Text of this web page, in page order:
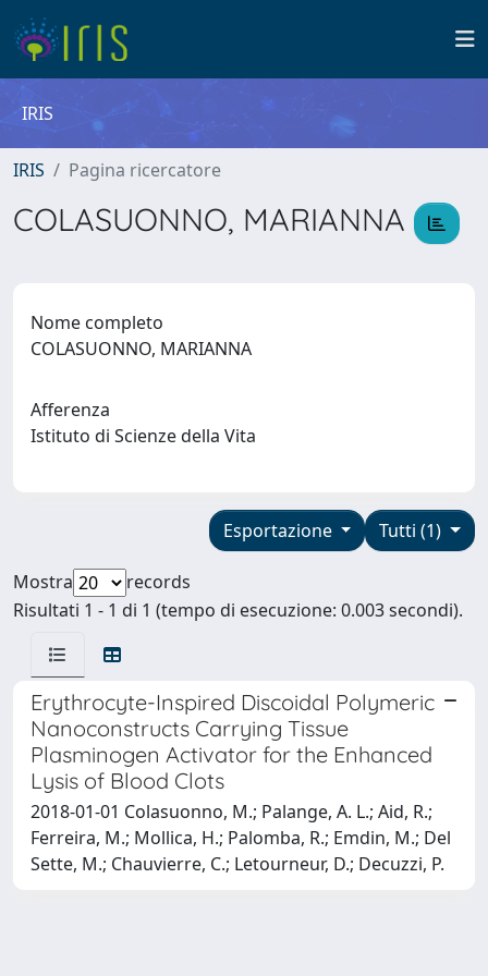
IRIS
IRIS Pagina ricercatore
COLASUONNO, MARIANNA
Nome completo
COLASUONNO, MARIANNA
Afferenza
Istituto di Scienze della Vita
Tutti (1)
Esportazione
Mostra
records
Risultati 1 - 1 di 1 (tempo di esecuzione: 0.003 secondi).
Erythrocyte-Inspired Discoidal Polymeric
Nanoconstructs Carrying Tissue
Plasminogen Activator for the Enhanced
Lysis of Blood Clots
2018-01-01 Colasuonno, M.; Palange, A. L.; Aid, R.;
Ferreira, M.; Mollica, H.; Palomba, R.; Emdin, M.; Del
Sette, M.; Chauvierre, C.; Letourneur, D.; Decuzzi, P.